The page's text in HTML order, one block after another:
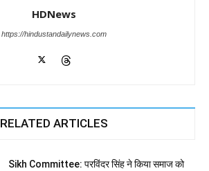
HDNews
https://hindustandailynews.com
RELATED ARTICLES
Sikh Committee: परविंदर सिंह ने किया समाज को